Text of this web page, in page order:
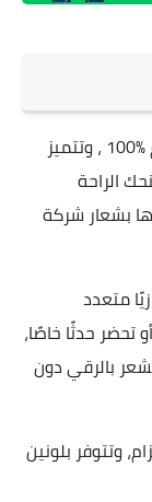
هي ملابس صحية مصنوعة من القطن الناعم %100 ، وتتميز
الراحة
بشعار شركة
متعدد
حدثًا خاصًا،
بالرقي دون
وتتوفر بلونين